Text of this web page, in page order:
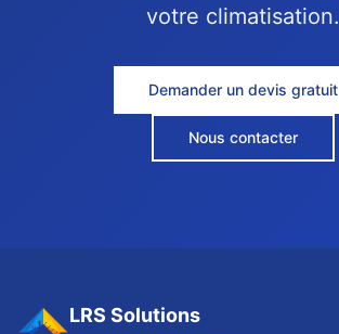
votre climatisation.
Demander un devis gratuit
Nous contacter
LRS Solutions